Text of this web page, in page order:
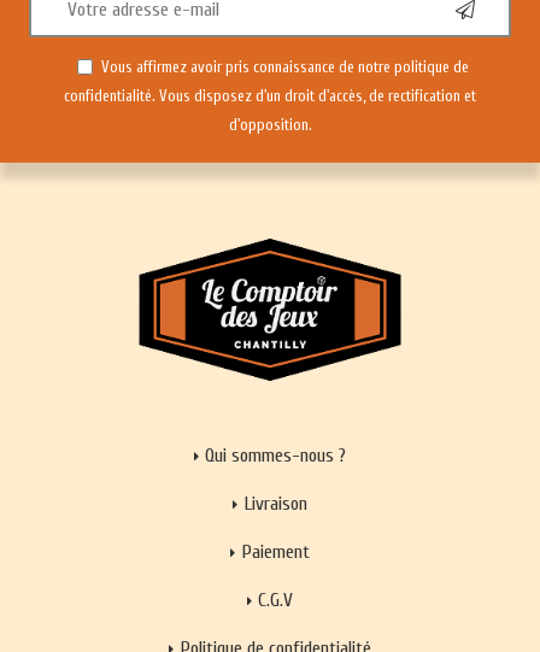
Vous affirmez avoir pris connaissance de notre politique de
confidentialité. Vous disposez d'un droit d'accès, de rectification et
d'opposition.
Qui sommes-nous ?
Livraison
Paiement
C.G.V